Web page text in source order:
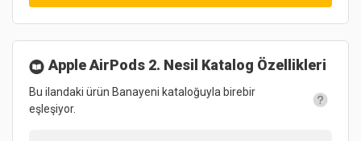
Apple AirPods 2. Nesil Katalog Özellikleri
Bu ilandaki ürün Banayeni kataloğuyla birebir
eşleşiyor.